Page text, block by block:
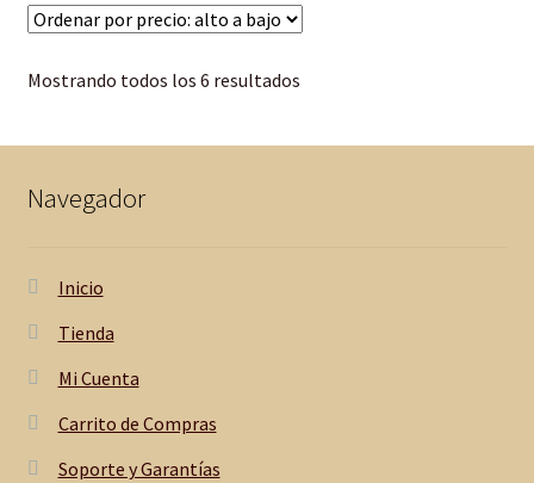
Mostrando todos los 6 resultados
Navegador
Inicio
Tienda
Mi Cuenta
Carrito de Compras
Soporte y Garantías